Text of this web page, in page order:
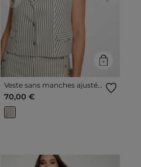
Previous Next
Veste sans manches ajustée
multicolore femme
70,00 €